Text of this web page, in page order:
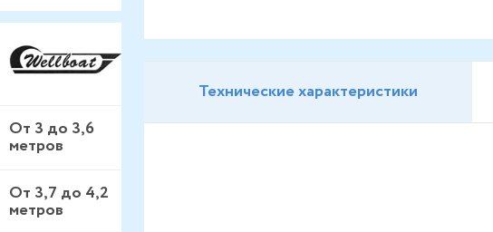
От 3 до 3,6
метров
От 3,7 до 4,2
метров
Технические характеристики